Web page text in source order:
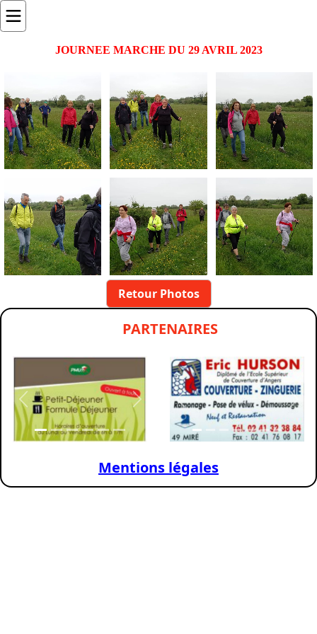
JOURNEE MARCHE DU 29 AVRIL 2023
Retour Photos
PARTENAIRES
Previous Next Previous
Mentions légales